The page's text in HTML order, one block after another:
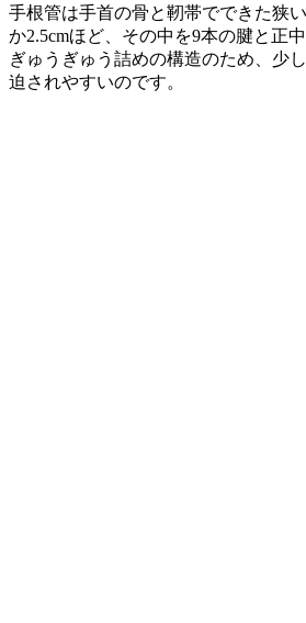
手根管は手首の骨と靭帯でできた狭
か2.5cmほど、その中を9本の腱と正
ぎゅうぎゅう詰めの構造のため、少
迫されやすいのです。